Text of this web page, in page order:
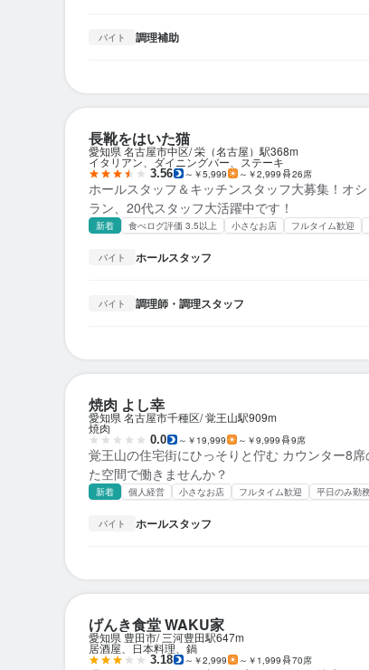
バイト 調理補助
長靴をはいた猫
愛知県 名古屋市中区 栄（名古屋）駅368m
イタリアン、ダイニングバー、ステーキ
3.56 ～￥5,999 ～￥2,999 26席
ホールスタッフ＆キッチンスタッフ大募集！オ
ラン、20代スタッフ大活躍中です！
新着 食べログ評価 3.5以上 小さなお店 フルタイム歓迎
バイト ホールスタッフ
バイト 調理師・調理スタッフ
焼肉 よし幸
愛知県 名古屋市千種区 覚王山駅909m
焼肉
0.0 ～￥19,999 ～￥9,999 9席
覚王山の住宅街にひっそりと佇む カウンター8
た空間で働きませんか？
新着 個人経営 小さなお店 フルタイム歓迎 平日のみ勤
バイト ホールスタッフ
げんき食堂 WAKU家
愛知県 豊田市 三河豊田駅647m
居酒屋、日本料理、鍋
3.18 ～￥2,999 ～￥1,999 70席